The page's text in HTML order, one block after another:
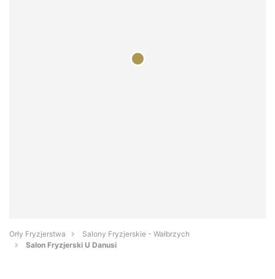
Orły Fryzjerstwa
Salony Fryzjerskie - Wałbrzych
Salon Fryzjerski U Danusi